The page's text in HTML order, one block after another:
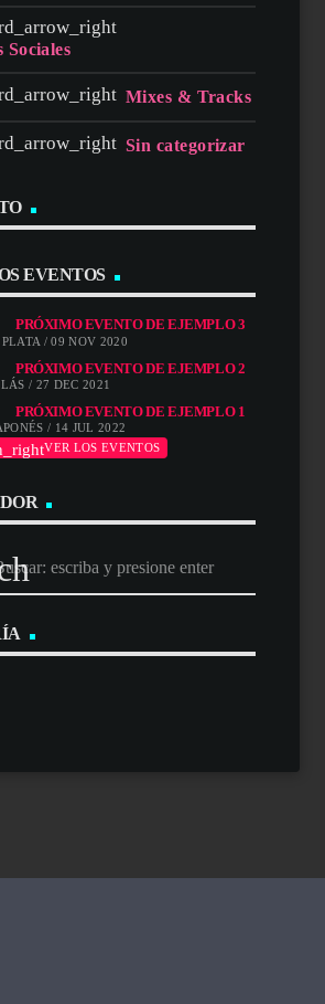
Sociales
Mixes & Tracks
Sin categorizar
EVENTOS
PRÓXIMO EVENTO DE EJEMPLO 3
/ 09 NOV 2020
PRÓXIMO EVENTO DE EJEMPLO 2
/ 27 DEC 2021
PRÓXIMO EVENTO DE EJEMPLO 1
/ 14 JUL 2022
VER LOS EVENTOS